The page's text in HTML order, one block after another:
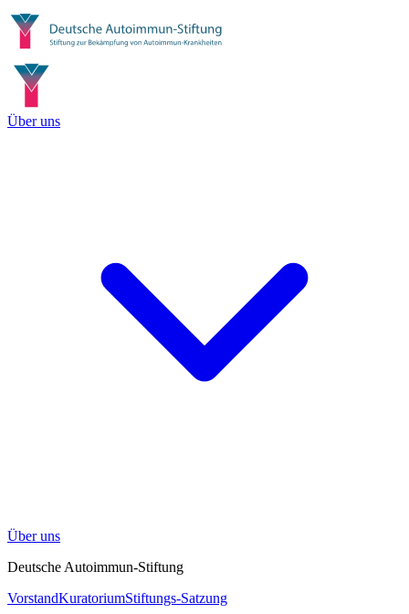
Über uns
Über uns
Deutsche Autoimmun-Stiftung
VorstandKuratoriumStiftungs-Satzung